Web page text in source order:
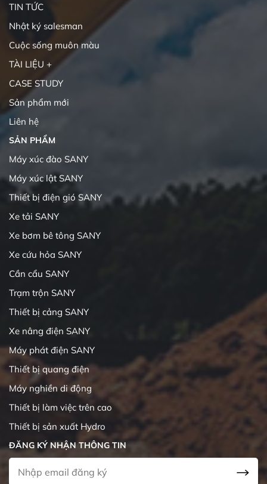
TIN TỨC
Nhật ký salesman
Cuộc sống muôn màu
TÀI LIỆU +
CASE STUDY
Sản phẩm mới
Liên hệ
SẢN PHẨM
Máy xúc đào SANY
Máy xúc lật SANY
Thiết bị điện gió SANY
Xe tải SANY
Xe bơm bê tông SANY
Xe cứu hỏa SANY
Cần cẩu SANY
Trạm trộn SANY
Thiết bị cảng SANY
Xe nâng điện SANY
Máy phát điện SANY
Thiết bị quang điện
Máy nghiền di động
Thiết bị làm việc trên cao
Thiết bị sản xuất Hydro
ĐĂNG KÝ NHẬN THÔNG TIN